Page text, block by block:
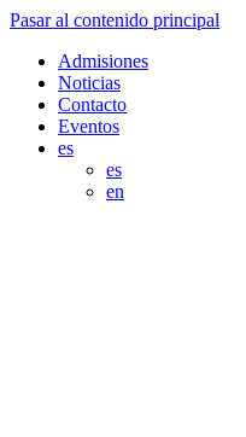
Pasar al contenido principal
Admisiones
Noticias
Contacto
Eventos
es
es
en